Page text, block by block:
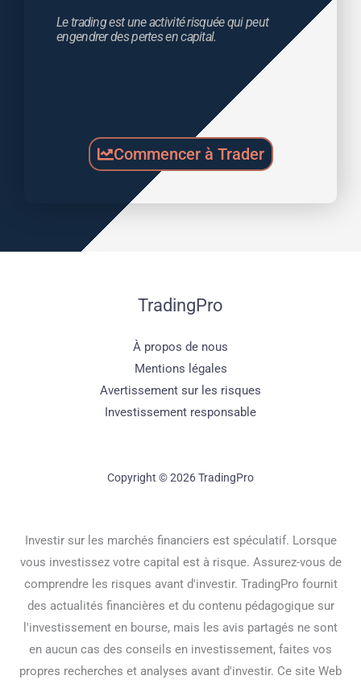
Le trading est une activité risquée qui peut
engendrer des pertes en capital.
Commencer à Trader
TradingPro
À propos de nous
Mentions légales
Avertissement sur les risques
Investissement responsable
Copyright © 2026 TradingPro
Investir sur les marchés financiers est spéculatif. Lorsque
vous investissez votre capital est à risque. Assurez-vous de
comprendre les risques avant d'investir. TradingPro fournit
des actualités financières et du contenu pédagogique sur
l'investissement en bourse, mais les avis partagés ne sont
en aucun cas des conseils en investissement, faites vos
propres recherches et analyses avant d'investir. Ce site Web